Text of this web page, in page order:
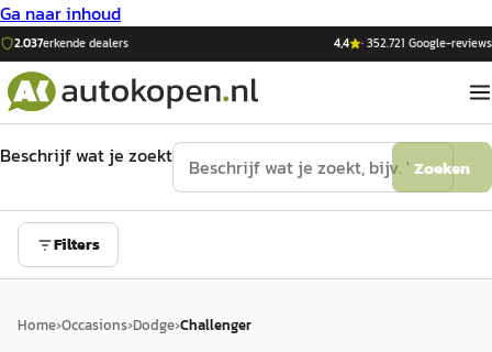
Ga naar inhoud
2.037erkende dealers 4,4 ·352.721 Google-reviews
Beschrijf wat je zoekt Zoeken
Filters
Home›Occasions›Dodge›Challenger